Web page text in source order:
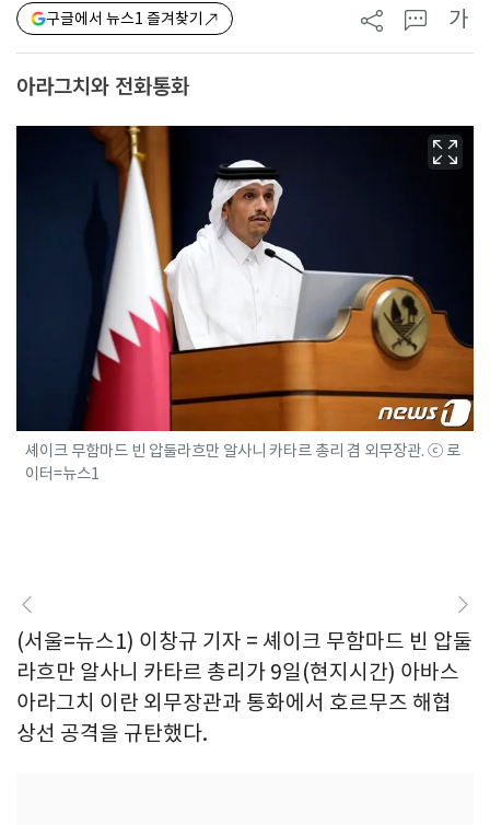
구글에서 뉴스1 즐겨찾기 가
아라그치와 전화통화
셰이크 무함마드 빈 압둘라흐만 알사니 카타르 총리 겸 외무장관. ⓒ 로
이터=뉴스1
(서울=뉴스1) 이창규 기자 = 셰이크 무함마드 빈 압둘
라흐만 알사니 카타르 총리가 9일(현지시간) 아바스
아라그치 이란 외무장관과 통화에서 호르무즈 해협
상선 공격을 규탄했다.